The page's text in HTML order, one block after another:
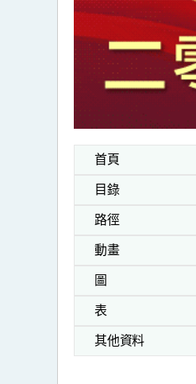
首頁
目錄
路徑
動畫
圖
表
其他資料